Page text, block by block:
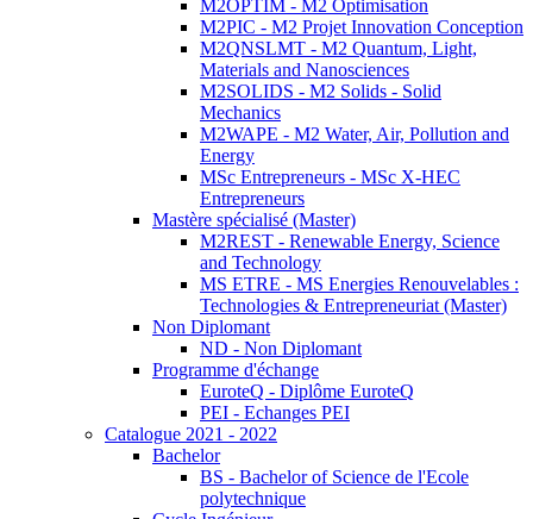
M2OPTIM - M2 Optimisation
M2PIC - M2 Projet Innovation Conception
M2QNSLMT - M2 Quantum, Light,
Materials and Nanosciences
M2SOLIDS - M2 Solids - Solid
Mechanics
M2WAPE - M2 Water, Air, Pollution and
Energy
MSc Entrepreneurs - MSc X-HEC
Entrepreneurs
Mastère spécialisé (Master)
M2REST - Renewable Energy, Science
and Technology
MS ETRE - MS Energies Renouvelables :
Technologies & Entrepreneuriat (Master)
Non Diplomant
ND - Non Diplomant
Programme d'échange
EuroteQ - Diplôme EuroteQ
PEI - Echanges PEI
Catalogue 2021 - 2022
Bachelor
BS - Bachelor of Science de l'Ecole
polytechnique